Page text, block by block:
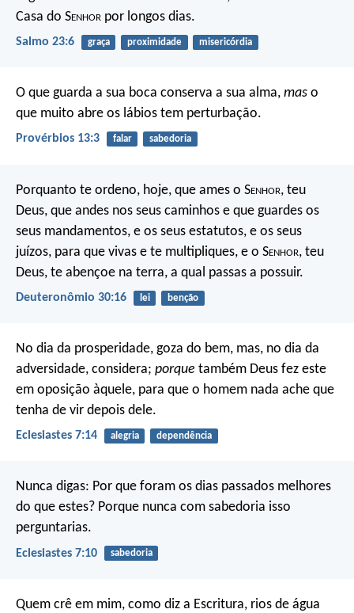
Casa do Senhor por longos dias.
Salmo 23:6 graça proximidade misericórdia
O que guarda a sua boca conserva a sua alma, mas o
que muito abre os lábios tem perturbação.
Provérbios 13:3 falar sabedoria
Porquanto te ordeno, hoje, que ames o Senhor, teu
Deus, que andes nos seus caminhos e que guardes os
seus mandamentos, e os seus estatutos, e os seus
juízos, para que vivas e te multipliques, e o Senhor, teu
Deus, te abençoe na terra, a qual passas a possuir.
Deuteronômio 30:16 lei benção
No dia da prosperidade, goza do bem, mas, no dia da
adversidade, considera; porque também Deus fez este
em oposição àquele, para que o homem nada ache que
tenha de vir depois dele.
Eclesiastes 7:14 alegria dependência
Nunca digas: Por que foram os dias passados melhores
do que estes? Porque nunca com sabedoria isso
perguntarias.
Eclesiastes 7:10 sabedoria
Quem crê em mim, como diz a Escritura, rios de água